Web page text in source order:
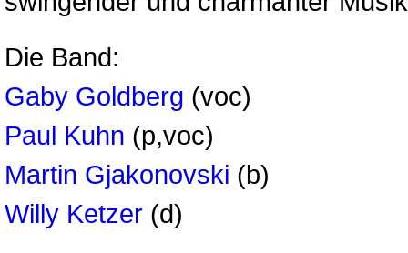
Die Band:
Gaby Goldberg (voc)
Paul Kuhn (p,voc)
Martin Gjakonovski (b)
Willy Ketzer (d)